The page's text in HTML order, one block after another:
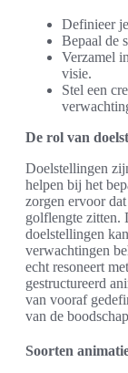
Definieer
Bepaal de
Verzamel
visie.
Stel een
De rol van
Doelstellingen
helpen bij het
zorgen ervoor
golflengte zitten.
doelstellingen
verwachtingen
echt resoneert
gestructureerd
van vooraf
van de
Soorten